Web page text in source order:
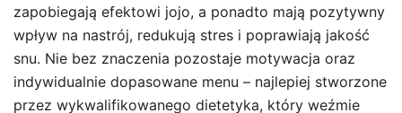
zapobiegają efektowi jojo, a ponadto mają pozytywny
wpływ na nastrój, redukują stres i poprawiają jakość
snu. Nie bez znaczenia pozostaje motywacja oraz
indywidualnie dopasowane menu – najlepiej stworzone
przez wykwalifikowanego dietetyka, który weźmie